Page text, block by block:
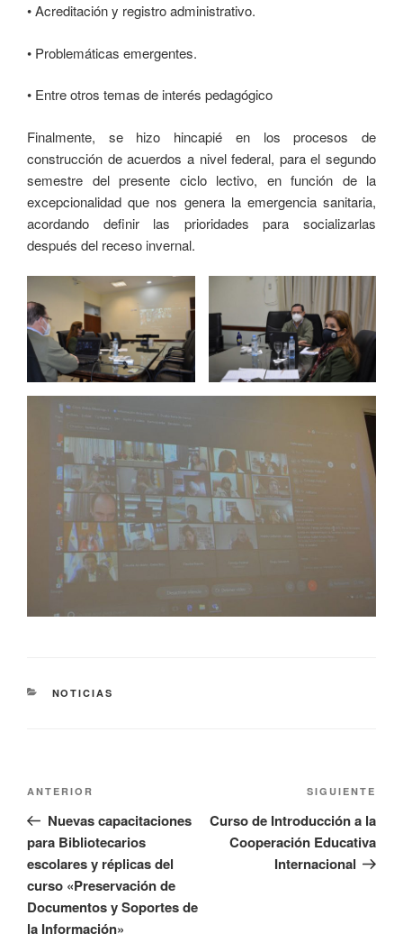
• Acreditación y registro administrativo.
• Problemáticas emergentes.
• Entre otros temas de interés pedagógico
Finalmente, se hizo hincapié en los procesos de
construcción de acuerdos a nivel federal, para el segundo
semestre del presente ciclo lectivo, en función de la
excepcionalidad que nos genera la emergencia sanitaria,
acordando definir las prioridades para socializarlas
después del receso invernal.
NOTICIAS
ANTERIOR
Nuevas capacitaciones
para Bibliotecarios
escolares y réplicas del
curso «Preservación de
Documentos y Soportes de
la Información»
SIGUIENTE
Curso de Introducción a la
Cooperación Educativa
Internacional